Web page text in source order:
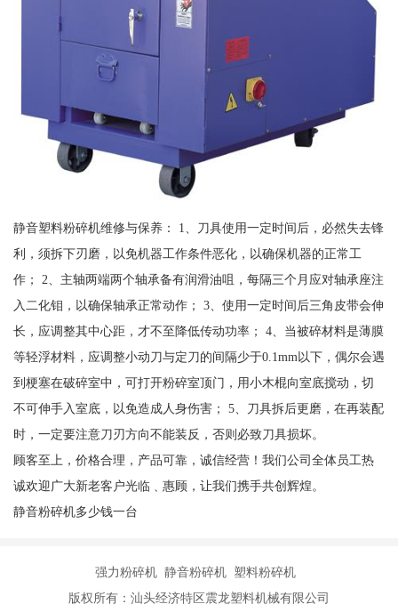
静音塑料粉碎机维修与保养： 1、刀具使用一定时间后，必然失去锋
利，须拆下刃磨，以免机器工作条件恶化，以确保机器的正常工
作； 2、主轴两端两个轴承备有润滑油咀，每隔三个月应对轴承座注
入二化钼，以确保轴承正常动作； 3、使用一定时间后三角皮带会伸
长，应调整其中心距，才不至降低传动功率； 4、当被碎材料是薄膜
等轻浮材料，应调整小动刀与定刀的间隔少于0.1mm以下，偶尔会遇
到梗塞在破碎室中，可打开粉碎室顶门，用小木棍向室底搅动，切
不可伸手入室底，以免造成人身伤害； 5、刀具拆后更磨，在再装配
时，一定要注意刀刃方向不能装反，否则必致刀具损坏。
顾客至上，价格合理，产品可靠，诚信经营！我们公司全体员工热
诚欢迎广大新老客户光临﹑惠顾，让我们携手共创辉煌。
静音粉碎机多少钱一台
强力粉碎机 静音粉碎机 塑料粉碎机
版权所有：汕头经济特区震龙塑料机械有限公司